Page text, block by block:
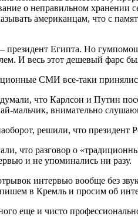
о неправильном хранении
американцам, что с
Египта. Но
И весь этот дешевый фарс
СМИ все-таки
что Карлсон и Путин
мальчик, внимательно
решили, что президент
что разговор о
и не упоминались ни разу.
интервью вообще без
в Кремль и просим об
еще и чисто